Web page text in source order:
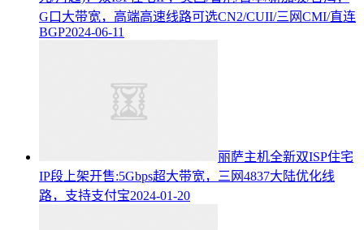
G口大带宽，高端高速线路可选CN2/CUII/三网CMI/直连
BGP2024-06-11
丽萨主机全新双ISP住宅
IP段上架开售:5Gbps超大带宽，三网4837大陆优化线
路，支持支付宝2024-01-20